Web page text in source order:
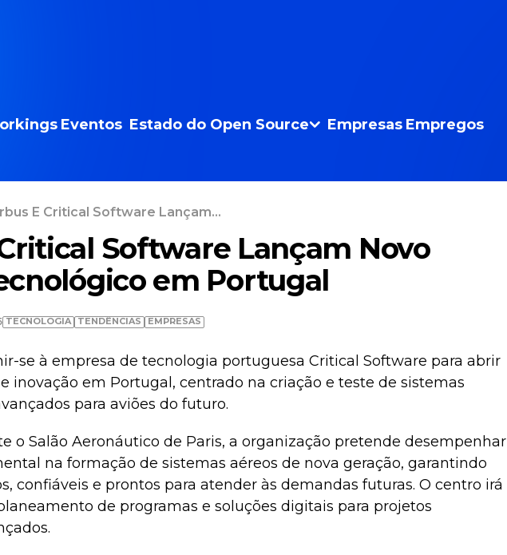
Eventos Estado do Open Source Empresas Empregos
E Critical Software Lançam...
Software Lançam Novo
em Portugal
TECNOLOGIA TENDÊNCIAS EMPRESAS
se à empresa de tecnologia portuguesa Critical Software para abrir
inovação em Portugal, centrado na criação e teste de sistemas
para aviões do futuro.
o Salão Aeronáutico de Paris, a organização pretende desempenhar
na formação de sistemas aéreos de nova geração, garantindo
confiáveis e prontos para atender às demandas futuras. O centro irá
de programas e soluções digitais para projetos